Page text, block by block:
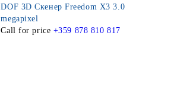
DOF 3D Скенер Freedom X3 3.0
megapixel
Call for price +359 878 810 817